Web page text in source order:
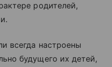
родителей,
всегда настроены
будущего их детей,